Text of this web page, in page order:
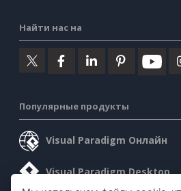
Найти нас на
Популярные продукты
Visual Paradigm Онлайн
Visual Paradigm Desktop